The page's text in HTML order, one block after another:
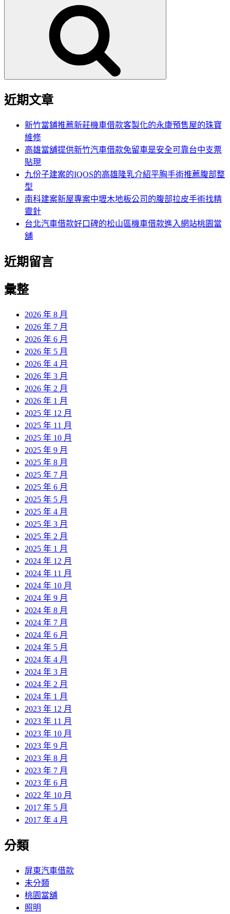
近期文章
新竹當鋪推薦新莊機車借款客製化的永康預售屋的珠寶
維修
高雄當舖提供新竹汽車借款免留車是安全可靠台中支票
貼現
九份子建案的IQOS的高雄隆乳介紹平胸手術推薦腹部整
型
南科建案新屋專案中壢木地板公司的腹部拉皮手術找精
靈針
台北汽車借款好口碑的松山區機車借款進入網站桃園當
舖
近期留言
彙整
2026 年 8 月
2026 年 7 月
2026 年 6 月
2026 年 5 月
2026 年 4 月
2026 年 3 月
2026 年 2 月
2026 年 1 月
2025 年 12 月
2025 年 11 月
2025 年 10 月
2025 年 9 月
2025 年 8 月
2025 年 7 月
2025 年 6 月
2025 年 5 月
2025 年 4 月
2025 年 3 月
2025 年 2 月
2025 年 1 月
2024 年 12 月
2024 年 11 月
2024 年 10 月
2024 年 9 月
2024 年 8 月
2024 年 7 月
2024 年 6 月
2024 年 5 月
2024 年 4 月
2024 年 3 月
2024 年 2 月
2024 年 1 月
2023 年 12 月
2023 年 11 月
2023 年 10 月
2023 年 9 月
2023 年 8 月
2023 年 7 月
2023 年 6 月
2022 年 10 月
2017 年 5 月
2017 年 4 月
分類
屏東汽車借款
未分類
桃園當舖
照明